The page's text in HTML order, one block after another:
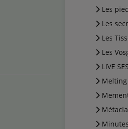
Les
Les
Les
Les
LIVE
Melting